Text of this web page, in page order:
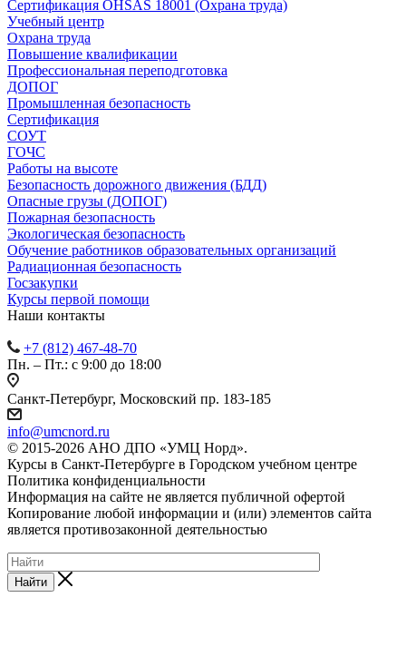
Сертификация OHSAS 18001 (Охрана труда)
Учебный центр
Охрана труда
Повышение квалификации
Профессиональная переподготовка
ДОПОГ
Промышленная безопасность
Сертификация
СОУТ
ГОЧС
Работы на высоте
Безопасность дорожного движения (БДД)
Опасные грузы (ДОПОГ)
Пожарная безопасность
Экологическая безопасность
Обучение работников образовательных организаций
Радиационная безопасность
Госзакупки
Курсы первой помощи
Наши контакты
+7 (812) 467-48-70
Пн. – Пт.: с 9:00 до 18:00
Санкт-Петербург, Московский пр. 183-185
info@umcnord.ru
© 2015-2026 АНО ДПО «УМЦ Норд».
Курсы в Санкт-Петербурге в Городском учебном центре
Политика конфиденциальности
Информация на сайте не является публичной офертой
Копирование любой информации и (или) элементов сайта
является противозаконной деятельностью
Найти